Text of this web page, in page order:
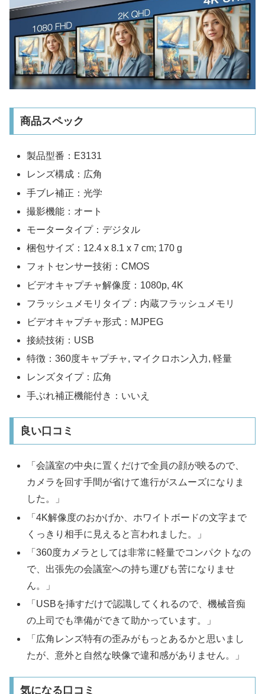
商品スペック
製品型番：E3131
レンズ構成：広角
手ブレ補正：光学
撮影機能：オート
モータータイプ：デジタル
梱包サイズ：12.4 x 8.1 x 7 cm; 170 g
フォトセンサー技術：CMOS
ビデオキャプチャ解像度：1080p, 4K
フラッシュメモリタイプ：内蔵フラッシュメモリ
ビデオキャプチャ形式：MJPEG
接続技術：USB
特徴：360度キャプチャ, マイクロホン入力, 軽量
レンズタイプ：広角
手ぶれ補正機能付き：いいえ
良い口コミ
「会議室の中央に置くだけで全員の顔が映るので、
カメラを回す手間が省けて進行がスムーズになりま
した。」
「4K解像度のおかげか、ホワイトボードの文字まで
くっきり相手に見えると言われました。」
「360度カメラとしては非常に軽量でコンパクトなの
で、出張先の会議室への持ち運びも苦になりませ
ん。」
「USBを挿すだけで認識してくれるので、機械音痴
の上司でも準備ができて助かっています。」
「広角レンズ特有の歪みがもっとあるかと思いまし
たが、意外と自然な映像で違和感がありません。」
気になる口コミ